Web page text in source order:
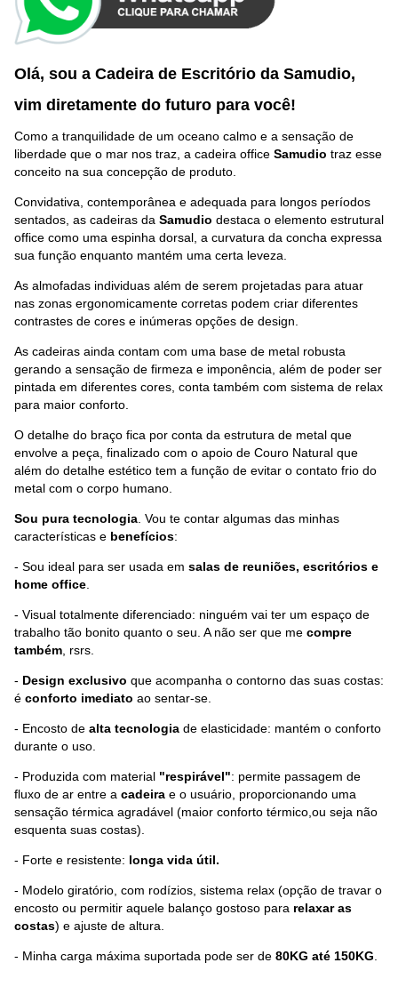
Olá, sou a Cadeira de Escritório da Samudio,
vim diretamente do futuro para você!
Como a tranquilidade de um oceano calmo e a sensação de
liberdade que o mar nos traz, a cadeira office Samudio traz esse
conceito na sua concepção de produto.
Convidativa, contemporânea e adequada para longos períodos
sentados, as cadeiras da Samudio destaca o elemento estrutural
office como uma espinha dorsal, a curvatura da concha expressa
sua função enquanto mantém uma certa leveza.
As almofadas individuas além de serem projetadas para atuar
nas zonas ergonomicamente corretas podem criar diferentes
contrastes de cores e inúmeras opções de design.
As cadeiras ainda contam com uma base de metal robusta
gerando a sensação de firmeza e imponência, além de poder ser
pintada em diferentes cores, conta também com sistema de relax
para maior conforto.
O detalhe do braço fica por conta da estrutura de metal que
envolve a peça, finalizado com o apoio de Couro Natural que
além do detalhe estético tem a função de evitar o contato frio do
metal com o corpo humano.
Sou pura tecnologia . Vou te contar algumas das minhas
características e benefícios:
- Sou ideal para ser usada em salas de reuniões, escritórios e
home office
- Visual totalmente diferenciado: ninguém vai ter um espaço de
trabalho tão bonito quanto o seu. A não ser que me compre
também , rsrs.
- Design exclusivo que acompanha o contorno das suas costas:
é conforto imediato ao sentar-se.
- Encosto de alta tecnologia de elasticidade: mantém o conforto
durante o uso.
- Produzida com material "respirável": permite passagem de
fluxo de ar entre a cadeira e o usuário, proporcionando uma
sensação térmica agradável (maior conforto térmico,ou seja não
esquenta suas costas).
- Forte e resistente: longa vida útil.
- Modelo giratório, com rodízios, sistema relax (opção de travar o
encosto ou permitir aquele balanço gostoso para relaxar as
costas) e ajuste de altura.
- Minha carga máxima suportada pode ser de 80KG até 150KG